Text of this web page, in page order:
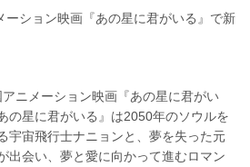
ーション映画『あの星に君がいる』で新
ニメーション映画『あの星に君がい
の星に君がいる』は2050年のソウルを
宇宙飛行士ナニョンと、夢を失った元
出会い、夢と愛に向かって進むロマン